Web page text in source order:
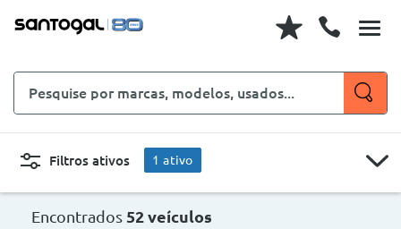
Pesquise
por
marcas,
modelos,
usados...Filtros ativos 1 ativo
CARROS
Encontrados 52 veículos